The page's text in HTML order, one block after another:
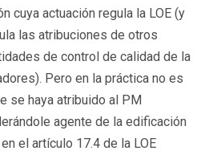
cuya actuación regula la LOE (y
las atribuciones de otros
de control de calidad de la
Pero en la práctica no es
se haya atribuido al PM
agente de la edificación
el artículo 17.4 de la LOE